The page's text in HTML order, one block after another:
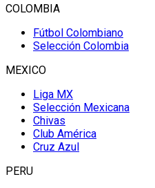
COLOMBIA
Fútbol Colombiano
Selección Colombia
MEXICO
Liga MX
Selección Mexicana
Chivas
Club América
Cruz Azul
PERU